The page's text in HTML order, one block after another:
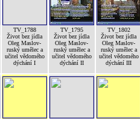
TV_1788
Život bez jídla
Oleg Maslov-
ruský umělec a
učitel vědomého
dýchání I
TV_1795
Život bez jídla
Oleg Maslov-
ruský umělec a
učitel vědomého
dýchání II
TV_1802
Život bez jídla
Oleg Maslov-
ruský umělec a
učitel vědomého
dýchání III